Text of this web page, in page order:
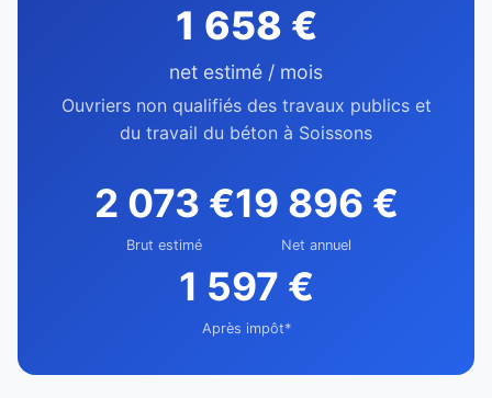
1 658 €
net estimé / mois
Ouvriers non qualifiés des travaux publics et
du travail du béton à Soissons
2 073 €
Brut estimé
19 896 €
Net annuel
1 597 €
Après impôt*